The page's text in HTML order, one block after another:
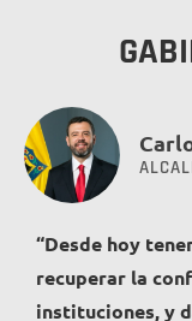
“Desde hoy
recuperar la
instituciones, y